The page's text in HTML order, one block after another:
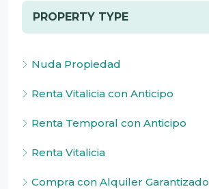
PROPERTY TYPE
Nuda Propiedad
Renta Vitalicia con Anticipo
Renta Temporal con Anticipo
Renta Vitalicia
Compra con Alquiler Garantizado